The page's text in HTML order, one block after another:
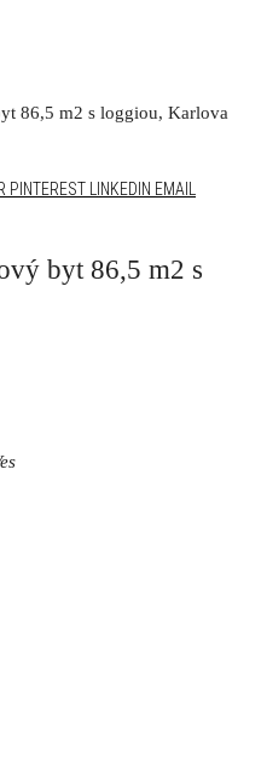
86,5 m2 s loggiou, Karlova
PINTEREST LINKEDIN EMAIL
byt 86,5 m2 s